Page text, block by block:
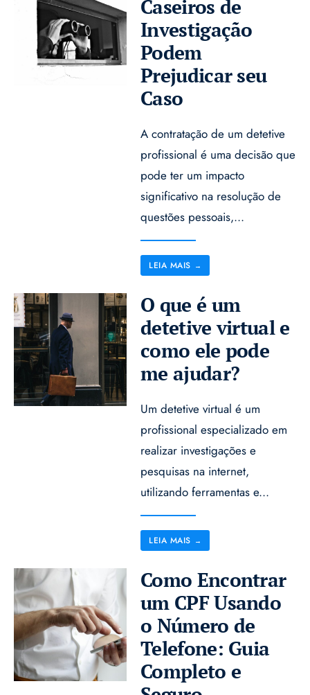
Caseiros de
Investigação
Podem
Prejudicar seu
Caso
A contratação de um detetive
profissional é uma decisão que
pode ter um impacto
significativo na resolução de
questões pessoais,...
LEIA MAIS →
O que é um
detetive virtual e
como ele pode
me ajudar?
Um detetive virtual é um
profissional especializado em
realizar investigações e
pesquisas na internet,
utilizando ferramentas e...
LEIA MAIS →
Como Encontrar
um CPF Usando
o Número de
Telefone: Guia
Completo e